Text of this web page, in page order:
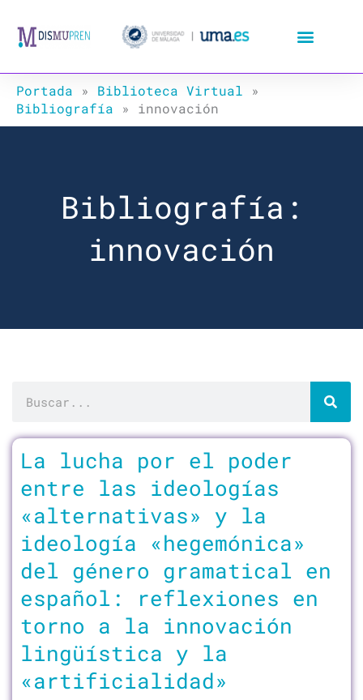
Portada » Biblioteca Virtual »
Bibliografía » innovación
Bibliografía:
innovación
La lucha por el poder
entre las ideologías
«alternativas» y la
ideología «hegemónica»
del género gramatical en
español: reflexiones en
torno a la innovación
lingüística y la
«artificialidad»